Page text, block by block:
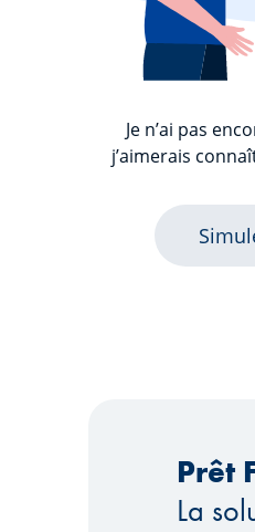
Je n’ai pas
j’aimerais
Prêt
La